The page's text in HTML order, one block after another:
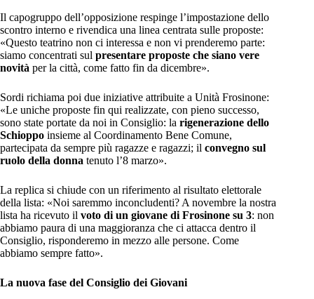
Il capogruppo dell’opposizione respinge l’impostazione dello
scontro interno e rivendica una linea centrata sulle proposte:
«Questo teatrino non ci interessa e non vi prenderemo parte:
siamo concentrati sul presentare proposte che siano vere
novità per la città, come fatto fin da dicembre».
Sordi richiama poi due iniziative attribuite a Unità Frosinone:
«Le uniche proposte fin qui realizzate, con pieno successo,
sono state portate da noi in Consiglio: la rigenerazione dello
Schioppo insieme al Coordinamento Bene Comune,
partecipata da sempre più ragazze e ragazzi; il convegno sul
ruolo della donna tenuto l’8 marzo».
La replica si chiude con un riferimento al risultato elettorale
della lista: «Noi saremmo inconcludenti? A novembre la nostra
lista ha ricevuto il voto di un giovane di Frosinone su 3: non
abbiamo paura di una maggioranza che ci attacca dentro il
Consiglio, risponderemo in mezzo alle persone. Come
abbiamo sempre fatto».
La nuova fase del Consiglio dei Giovani